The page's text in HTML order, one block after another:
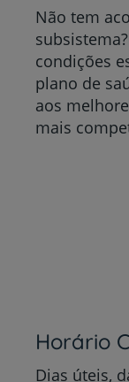
Não tem
condições
plano de
aos
mais
Horário
Dias úteis,